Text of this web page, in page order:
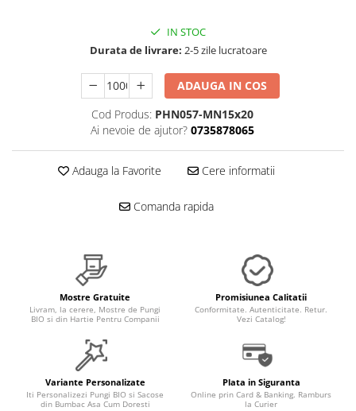
IN STOC
Durata de livrare: 2-5 zile lucratoare
ADAUGA IN COS
Cod Produs: PHN057-MN15x20
Ai nevoie de ajutor? 0735878065
Adauga la Favorite Cere informatii
Comanda rapida
Mostre Gratuite
Livram, la cerere, Mostre de Pungi
BIO si din Hartie Pentru Companii
Promisiunea Calitatii
Conformitate. Autenticitate. Retur.
Vezi Catalog!
Variante Personalizate
Iti Personalizezi Pungi BIO si Sacose
din Bumbac Asa Cum Doresti
Plata in Siguranta
Online prin Card & Banking. Ramburs
la Curier